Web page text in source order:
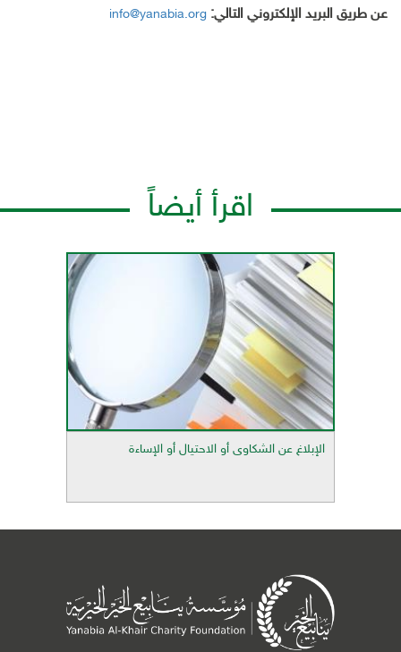
عن طريق البريد الإلكتروني التالي: info@yanabia.org
اقرأ أيضاً
الإبلاغ عن الشكاوى أو الاحتيال أو الإساءة